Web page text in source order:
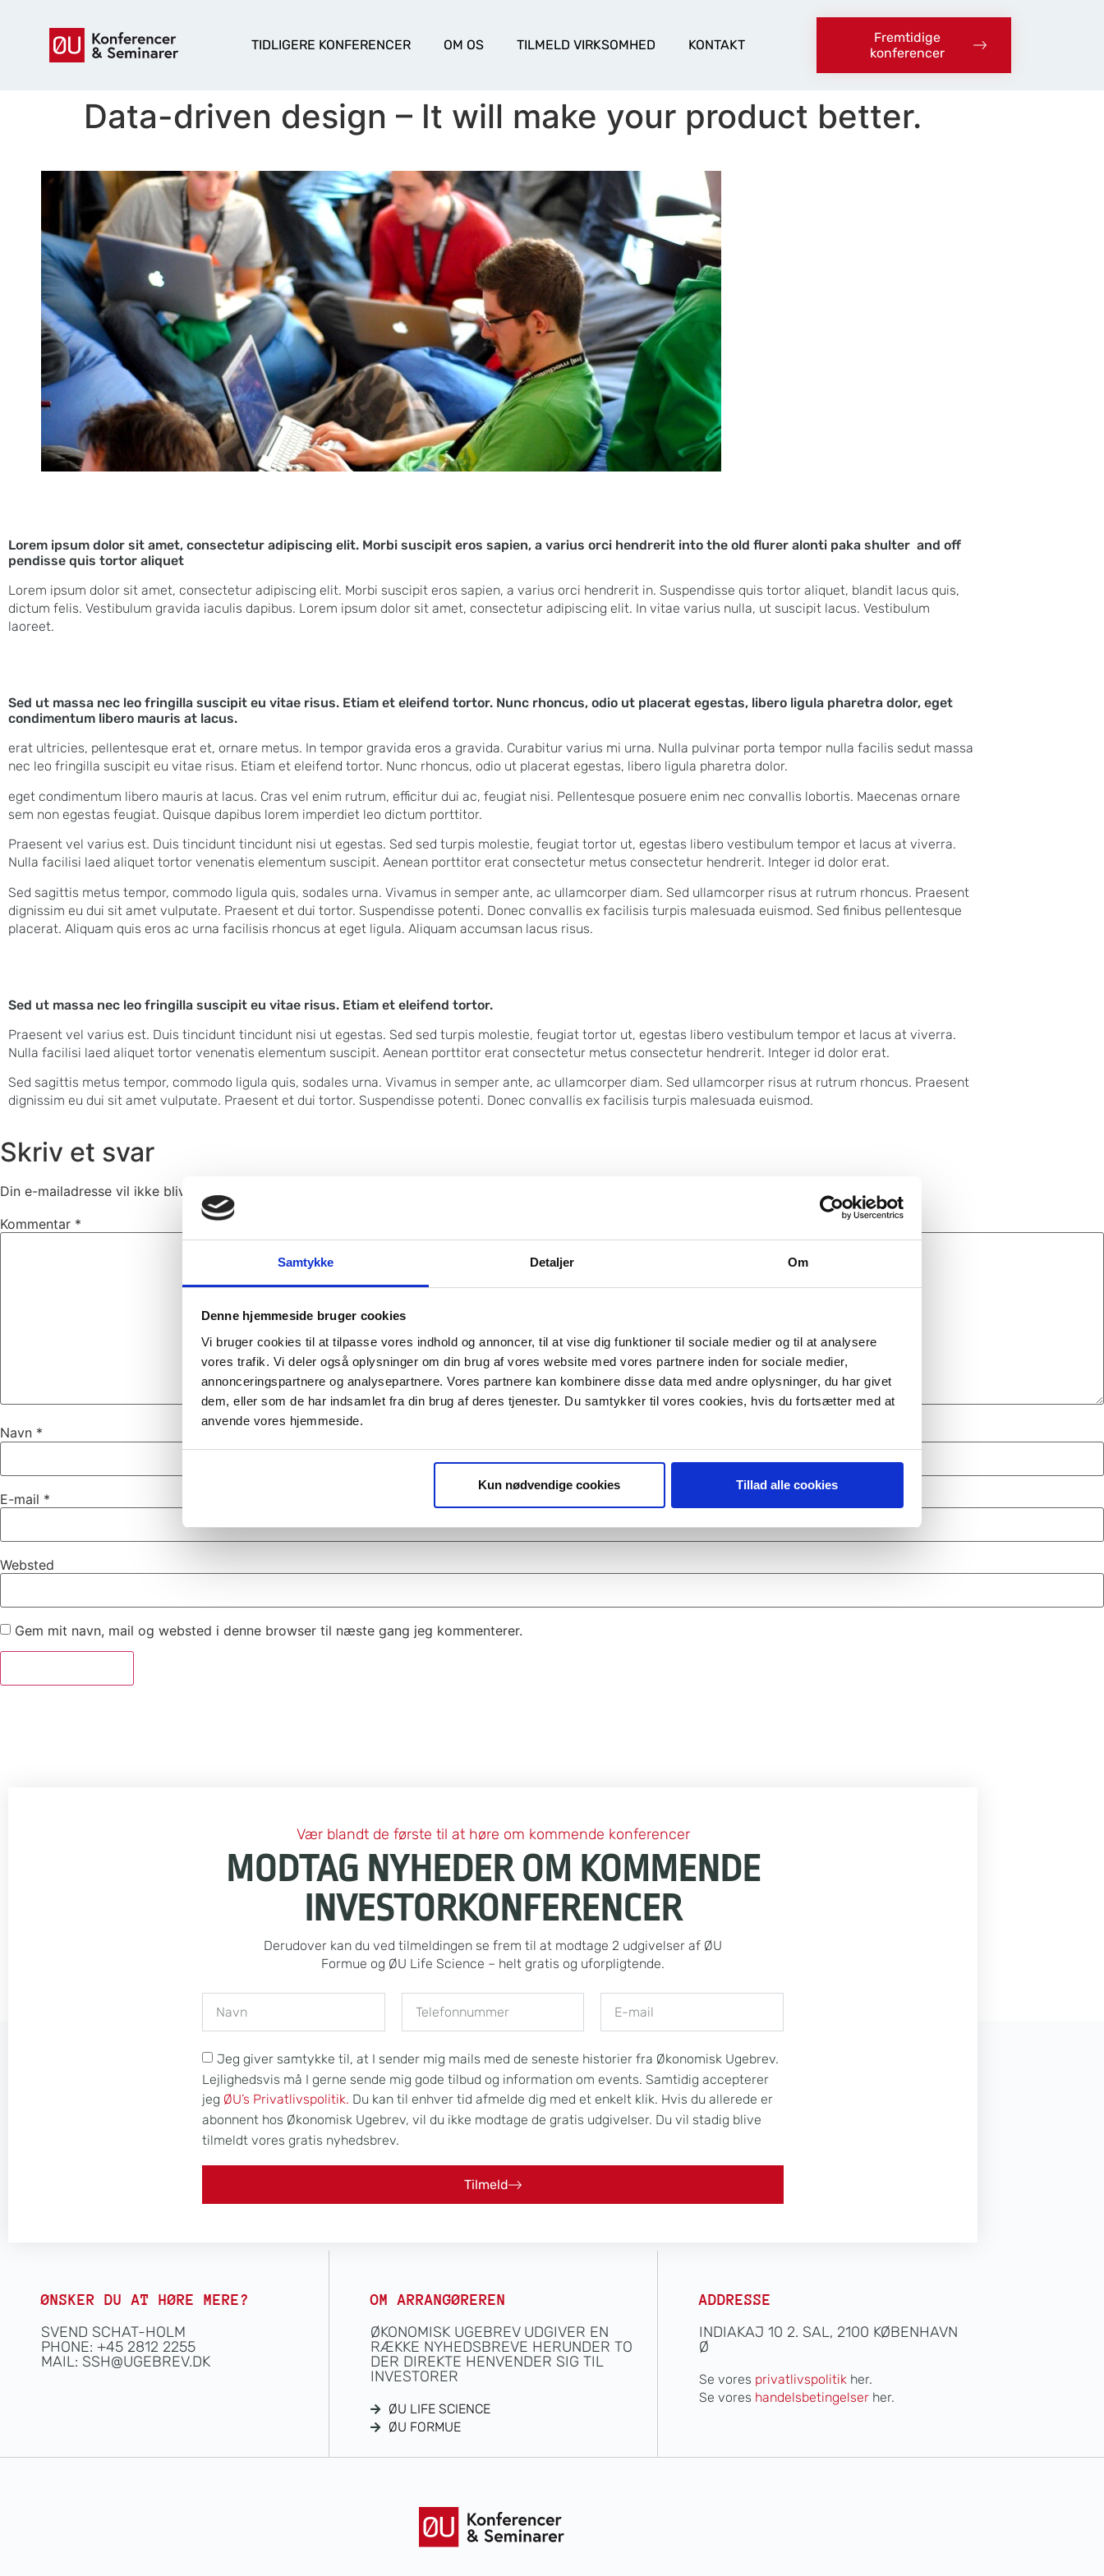
Samtykke Detaljer Om
Denne hjemmeside bruger cookies
Vi bruger cookies til at tilpasse vores indhold og annoncer, til at vise dig funktioner til sociale medier og til at analysere
vores trafik. Vi deler også oplysninger om din brug af vores website med vores partnere inden for sociale medier,
annonceringspartnere og analysepartnere. Vores partnere kan kombinere disse data med andre oplysninger, du har givet
dem, eller som de har indsamlet fra din brug af deres tjenester. Du samtykker til vores cookies, hvis du fortsætter med at
anvende vores hjemmeside.
Kun nødvendige cookies Tillad alle cookies
TIDLIGERE KONFERENCER OM OS TILMELD VIRKSOMHED KONTAKT
Fremtidige
konferencer
Data-driven design – It will make your product better.
Lorem ipsum dolor sit amet, consectetur adipiscing elit. Morbi suscipit eros sapien, a varius orci hendrerit into the old flurer alonti paka shulter and off
pendisse quis tortor aliquet
Lorem ipsum dolor sit amet, consectetur adipiscing elit. Morbi suscipit eros sapien, a varius orci hendrerit in. Suspendisse quis tortor aliquet, blandit lacus quis,
dictum felis. Vestibulum gravida iaculis dapibus. Lorem ipsum dolor sit amet, consectetur adipiscing elit. In vitae varius nulla, ut suscipit lacus. Vestibulum
laoreet.
Sed ut massa nec leo fringilla suscipit eu vitae risus. Etiam et eleifend tortor. Nunc rhoncus, odio ut placerat egestas, libero ligula pharetra dolor, eget
condimentum libero mauris at lacus.
erat ultricies, pellentesque erat et, ornare metus. In tempor gravida eros a gravida. Curabitur varius mi urna. Nulla pulvinar porta tempor nulla facilis sedut massa
nec leo fringilla suscipit eu vitae risus. Etiam et eleifend tortor. Nunc rhoncus, odio ut placerat egestas, libero ligula pharetra dolor.
eget condimentum libero mauris at lacus. Cras vel enim rutrum, efficitur dui ac, feugiat nisi. Pellentesque posuere enim nec convallis lobortis. Maecenas ornare
sem non egestas feugiat. Quisque dapibus lorem imperdiet leo dictum porttitor.
Praesent vel varius est. Duis tincidunt tincidunt nisi ut egestas. Sed sed turpis molestie, feugiat tortor ut, egestas libero vestibulum tempor et lacus at viverra.
Nulla facilisi laed aliquet tortor venenatis elementum suscipit. Aenean porttitor erat consectetur metus consectetur hendrerit. Integer id dolor erat.
Sed sagittis metus tempor, commodo ligula quis, sodales urna. Vivamus in semper ante, ac ullamcorper diam. Sed ullamcorper risus at rutrum rhoncus. Praesent
dignissim eu dui sit amet vulputate. Praesent et dui tortor. Suspendisse potenti. Donec convallis ex facilisis turpis malesuada euismod. Sed finibus pellentesque
placerat. Aliquam quis eros ac urna facilisis rhoncus at eget ligula. Aliquam accumsan lacus risus.
Sed ut massa nec leo fringilla suscipit eu vitae risus. Etiam et eleifend tortor.
Praesent vel varius est. Duis tincidunt tincidunt nisi ut egestas. Sed sed turpis molestie, feugiat tortor ut, egestas libero vestibulum tempor et lacus at viverra.
Nulla facilisi laed aliquet tortor venenatis elementum suscipit. Aenean porttitor erat consectetur metus consectetur hendrerit. Integer id dolor erat.
Sed sagittis metus tempor, commodo ligula quis, sodales urna. Vivamus in semper ante, ac ullamcorper diam. Sed ullamcorper risus at rutrum rhoncus. Praesent
dignissim eu dui sit amet vulputate. Praesent et dui tortor. Suspendisse potenti. Donec convallis ex facilisis turpis malesuada euismod.
Skriv et svar
Din e-mailadresse vil ikke blive publiceret.
Kommentar *
Navn *
E-mail *
Websted
Gem mit navn, mail og websted i denne browser til næste gang jeg kommenterer.
Vær blandt de første til at høre om kommende konferencer
MODTAG NYHEDER OM KOMMENDE
INVESTORKONFERENCER
Derudover kan du ved tilmeldingen se frem til at modtage 2 udgivelser af ØU
Formue og ØU Life Science – helt gratis og uforpligtende.
Jeg giver samtykke til, at I sender mig mails med de seneste historier fra Økonomisk Ugebrev.
Lejlighedsvis må I gerne sende mig gode tilbud og information om events. Samtidig accepterer
jeg ØU’s Privatlivspolitik. Du kan til enhver tid afmelde dig med et enkelt klik. Hvis du allerede er
abonnent hos Økonomisk Ugebrev, vil du ikke modtage de gratis udgivelser. Du vil stadig blive
tilmeldt vores gratis nyhedsbrev.
Tilmeld
ØNSKER DU AT HØRE MERE?
SVEND SCHAT-HOLM
PHONE: +45 2812 2255
MAIL: SSH@UGEBREV.DK
OM ARRANGØREREN
ØKONOMISK UGEBREV UDGIVER EN
RÆKKE NYHEDSBREVE HERUNDER TO
DER DIREKTE HENVENDER SIG TIL
INVESTORER
ØU LIFE SCIENCE
ØU FORMUE
ADDRESSE
INDIAKAJ 10 2. SAL, 2100 KØBENHAVN
Ø
Se vores privatlivspolitikher.
Se vores handelsbetingelserher.